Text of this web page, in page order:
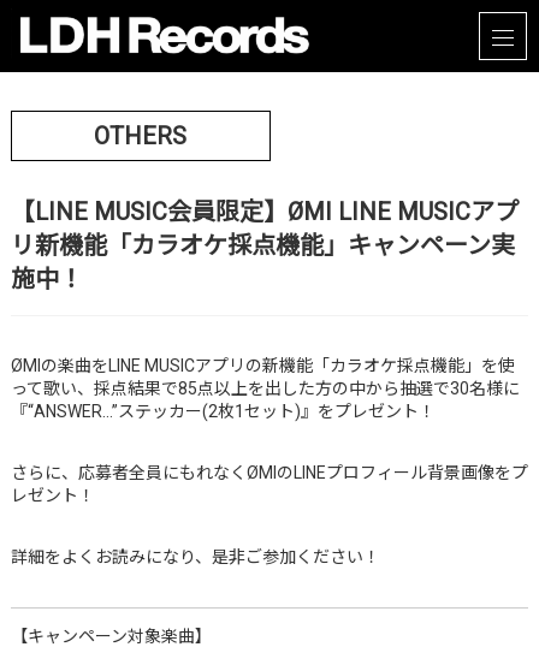
OTHERS
【LINE MUSIC会員限定】ØMI LINE MUSICアプ
リ新機能「カラオケ採点機能」キャンペーン実
施中！
ØMIの楽曲をLINE MUSICアプリの新機能「カラオケ採点機能」を使
って歌い、採点結果で85点以上を出した方の中から抽選で30名様に
『“ANSWER…”ステッカー(2枚1セット)』をプレゼント！
さらに、応募者全員にもれなくØMIのLINEプロフィール背景画像をプ
レゼント！
詳細をよくお読みになり、是非ご参加ください！
【キャンペーン対象楽曲】